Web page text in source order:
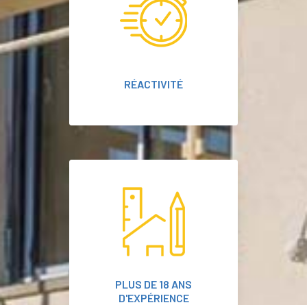
RÉACTIVITÉ
PLUS DE 18 ANS
D'EXPÉRIENCE